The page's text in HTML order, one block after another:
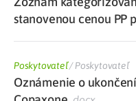
stanovenou cenou PP
Poskytovateľ/Poskytovateľ
Oznámenie o